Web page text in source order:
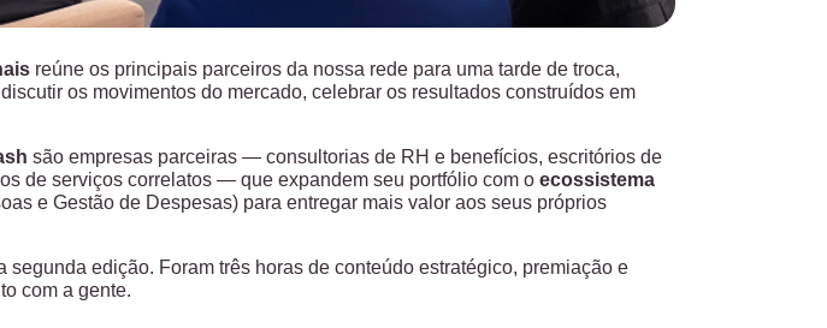
reúne os principais parceiros da nossa rede para uma tarde de troca,
os movimentos do mercado, celebrar os resultados construídos em
são empresas parceiras — consultorias de RH e benefícios, escritórios de
de serviços correlatos — que expandem seu portfólio com o ecossistema
e Gestão de Despesas) para entregar mais valor aos seus próprios
segunda edição. Foram três horas de conteúdo estratégico, premiação e
com a gente.